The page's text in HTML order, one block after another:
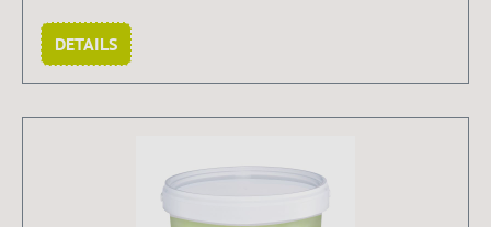
DETAILS